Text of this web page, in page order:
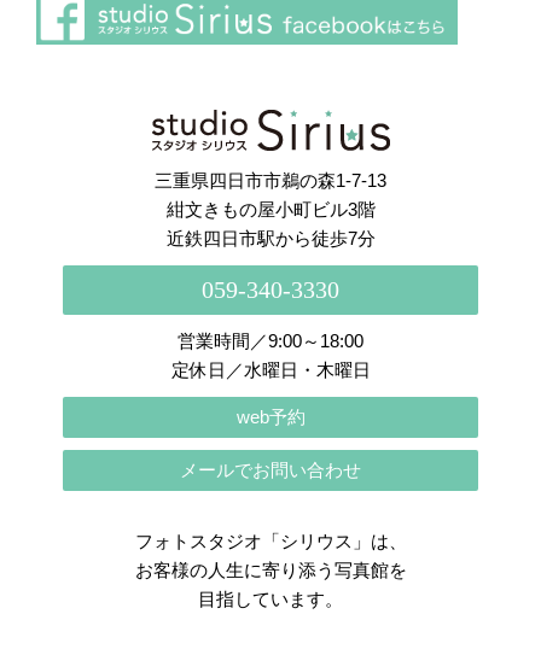
Instagram でフォロー
三重県四日市市鵜の森1-7-13
紺文きもの屋小町ビル3階
近鉄四日市駅から徒歩7分
059-340-3330
営業時間／9:00～18:00
定休日／水曜日・木曜日
web予約
メールでお問い合わせ
フォトスタジオ「シリウス」は、
お客様の人生に寄り添う写真館を
目指しています。